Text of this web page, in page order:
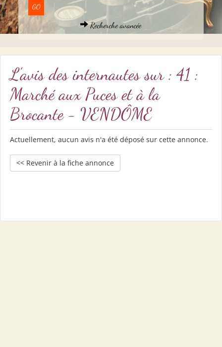
Recherche avancée
L'avis des internautes sur : 41 :
Marché aux Puces et à la
Brocante - VENDÔME
Actuellement, aucun avis n'a été déposé sur cette annonce.
<< Revenir à la fiche annonce